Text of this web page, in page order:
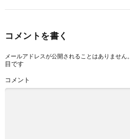
コメントを書く
メールアドレスが公開されることはありません。
目です
コメント